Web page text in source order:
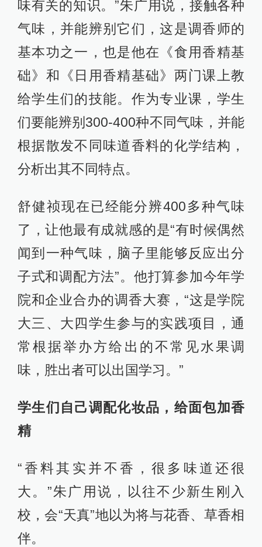
味有关的知识。”朱广用说，接触各种
气味，并能辨别它们，这是调香师的
基本功之一，也是他在《食用香精基
础》和《日用香精基础》两门课上教
给学生们的技能。作为专业课，学生
们要能辨别300-400种不同气味，并能
根据散发不同味道香料的化学结构，
分析出其不同特点。
舒健祯现在已经能分辨400多种气味
了，让他最有成就感的是“有时候偶然
闻到一种气味，脑子里能够反应出分
子式和调配方法”。他打算参加今年学
院和企业合办的调香大赛，“这是学院
大三、大四学生参与的实践项目，通
常根据举办方给出的不常见水果调
味，胜出者可以出国学习。”
学生们自己调配化妆品，给面包加香
精
“香料其实并不香，很多味道还很
大。”朱广用说，以往不少新生刚入
校，会“天真”地以为将与花香、草香相
伴。